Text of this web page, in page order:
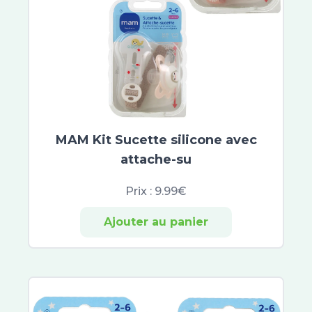
Ladrôme
Phytosun Aroms
Phytovex
Phytoxil
Aromaforce
Puressentiel Respiratoire
Élerté
Eafit Minceur Active
Arkorelax
Mag 2
Boiron
MAM Kit Sucette silicone avec
attache-su
Prix : 9.99€
Ajouter au panier